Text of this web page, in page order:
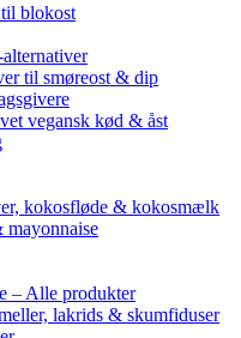
blokost
til smøreost & dip
vegansk kød & åst
kokosfløde & kokosmælk
mayonnaise
– Alle produkter
lakrids & skumfiduser